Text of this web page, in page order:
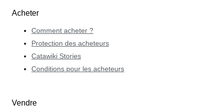
Acheter
Comment acheter ?
Protection des acheteurs
Catawiki Stories
Conditions pour les acheteurs
Vendre